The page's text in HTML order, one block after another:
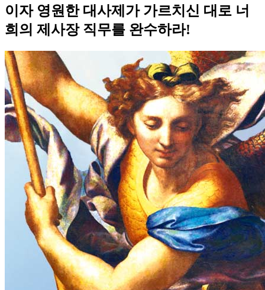
이자 영원한 대사제가 가르치신 대로 너
희의 제사장 직무를 완수하라!